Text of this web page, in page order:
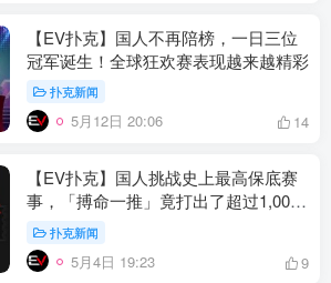
【EV扑克】国人不再陪榜，一日三位
冠军诞生！全球狂欢赛表现越来越精彩
扑克新闻
5月12日 20:06 14
【EV扑克】国人挑战史上最高保底赛
事，「搏命一推」竟打出了超过1,000
倍的极限价值！
扑克新闻
5月4日 19:23 9